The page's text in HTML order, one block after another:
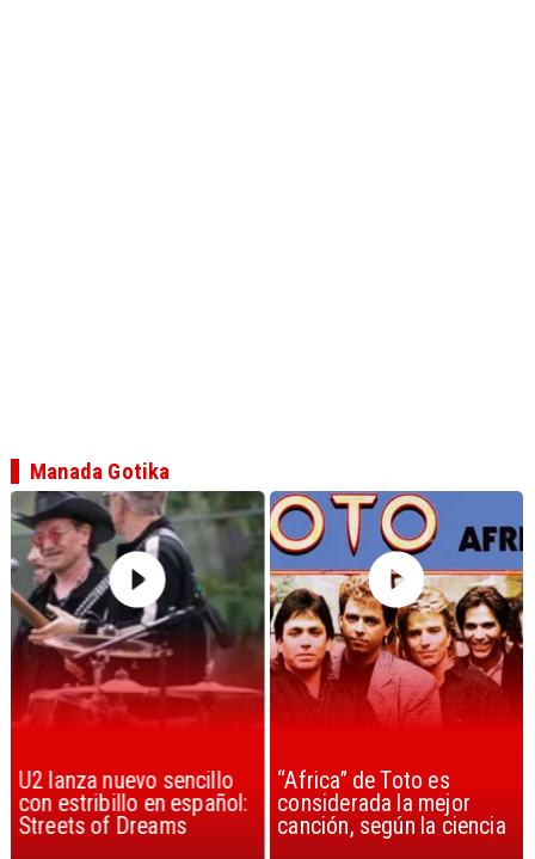
U2 lanza nuevo sencillo
con estribillo en español:
Streets of Dreams
“Africa” de Toto es
considerada la mejor
canción, según la ciencia
Manada Gotika